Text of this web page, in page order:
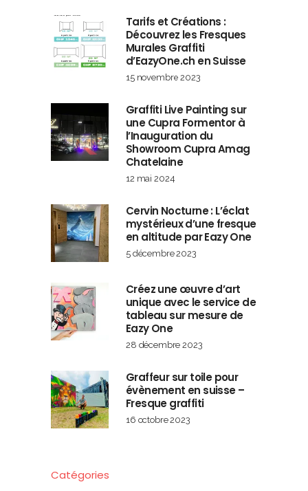
Tarifs et Créations :
Découvrez les Fresques
Murales Graffiti
d’EazyOne.ch en Suisse
15 novembre 2023
Graffiti Live Painting sur
une Cupra Formentor à
l’Inauguration du
Showroom Cupra Amag
Chatelaine
12 mai 2024
Cervin Nocturne : L’éclat
mystérieux d’une fresque
en altitude par Eazy One
5 décembre 2023
Créez une œuvre d’art
unique avec le service de
tableau sur mesure de
Eazy One
28 décembre 2023
Graffeur sur toile pour
évènement en suisse –
Fresque graffiti
16 octobre 2023
Catégories